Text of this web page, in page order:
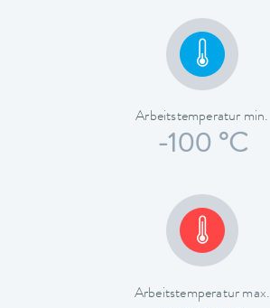
Arbeitstemperatur min.
-100 °C
Arbeitstemperatur max.